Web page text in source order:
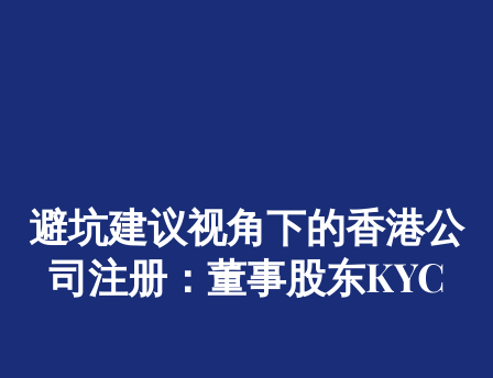
避坑建议视角下的香港公
司注册：董事股东KYC